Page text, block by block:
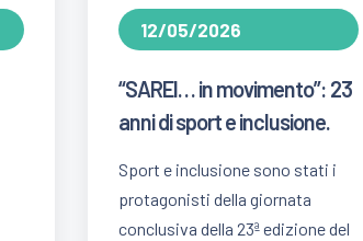
12/05/2026
“SAREI… in movimento”: 23
anni di sport e inclusione.
Sport e inclusione sono stati i
protagonisti della giornata
conclusiva della 23ª edizione del